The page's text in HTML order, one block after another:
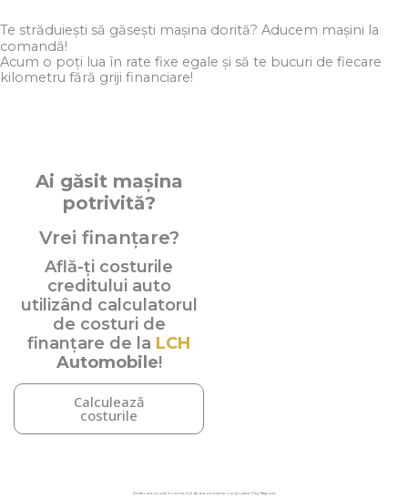
Te străduiești să găsești mașina dorită? Aducem mașini la
comandă!
Acum o poți lua în rate fixe egale și să te bucuri de fiecare
kilometru fără griji financiare!
Ai găsit mașina
potrivită?
Vrei finanțare?
Află-ți costurile
creditului auto
utilizând calculatorul
de costuri de
finanțare de la LCH
Automobile!
Calculează
costurile
Dealer autorizat în comerțul de autoturisme noi și rulate Cluj-Napoca.